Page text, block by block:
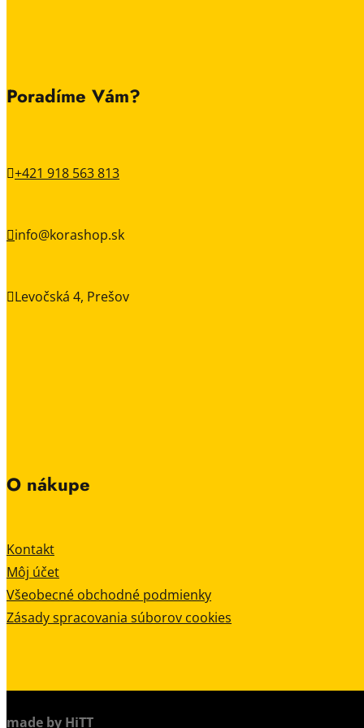
Poradíme Vám?
+421 918 563 813
info@korashop.sk
Levočská 4, Prešov
O nákupe
Kontakt
Môj účet
Všeobecné obchodné podmienky
Zásady spracovania súborov cookies
made by HiTT